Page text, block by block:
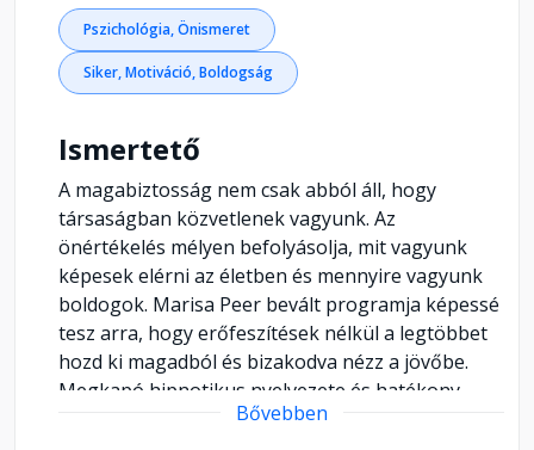
Pszichológia, Önismeret
Siker, Motiváció, Boldogság
Ismertető
A magabiztosság nem csak abból áll, hogy
társaságban közvetlenek vagyunk. Az
önértékelés mélyen befolyásolja, mit vagyunk
képesek elérni az életben és mennyire vagyunk
boldogok. Marisa Peer bevált programja képessé
tesz arra, hogy erőfeszítések nélkül a legtöbbet
hozd ki magadból és bizakodva nézz a jövőbe.
Megkapó hipnotikus nyelvezete és hatékony
módszerei segítségével már azzal is
Bővebben